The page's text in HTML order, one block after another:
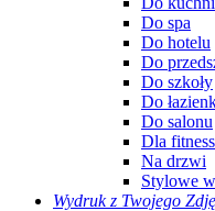
Do spa
Do hotelu
Do
Do szkoły
Do
Do salonu
Dla
Na drzwi
Stylowe
Wydruk z Twojego